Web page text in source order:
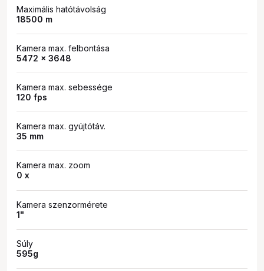
Maximális hatótávolság
18500 m
Kamera max. felbontása
5472 x 3648
Kamera max. sebessége
120 fps
Kamera max. gyújtótáv.
35 mm
Kamera max. zoom
0 x
Kamera szenzormérete
1"
Súly
595g